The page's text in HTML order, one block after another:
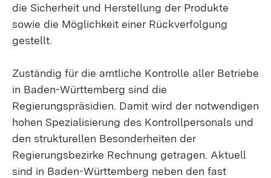
die Sicherheit und Herstellung der Produkte
sowie die Möglichkeit einer Rückverfolgung
gestellt.
Zuständig für die amtliche Kontrolle aller Betriebe
in Baden-Württemberg sind die
Regierungspräsidien. Damit wird der notwendigen
hohen Spezialisierung des Kontrollpersonals und
den strukturellen Besonderheiten der
Regierungsbezirke Rechnung getragen. Aktuell
sind in Baden-Württemberg neben den fast